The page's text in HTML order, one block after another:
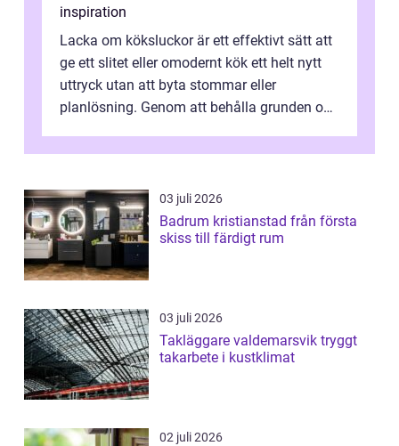
inspiration
Lacka om köksluckor är ett effektivt sätt att
ge ett slitet eller omodernt kök ett helt nytt
uttryck utan att byta stommar eller
planlösning. Genom att behålla grunden och
03 juli 2026
Badrum kristianstad från första
skiss till färdigt rum
03 juli 2026
Takläggare valdemarsvik tryggt
takarbete i kustklimat
02 juli 2026